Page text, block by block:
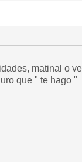
matinal o
que " te hago "